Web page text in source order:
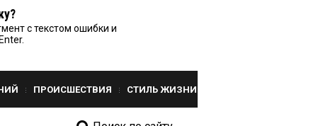
с текстом ошибки и
ПРОИСШЕСТВИЯ СТИЛЬ ЖИЗНИ